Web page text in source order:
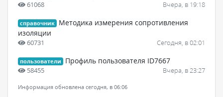
61068 Вчера, в 19:18
справочник
Методика измерения сопротивления
изоляции
60731 Сегодня, в 02:01
пользователи Профиль пользователя ID7667
58455 Вчера, в 23:27
Информация обновлена сегодня, в 06:06